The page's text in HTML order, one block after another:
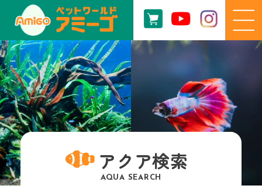
アクア検索
AQUA SEARCH